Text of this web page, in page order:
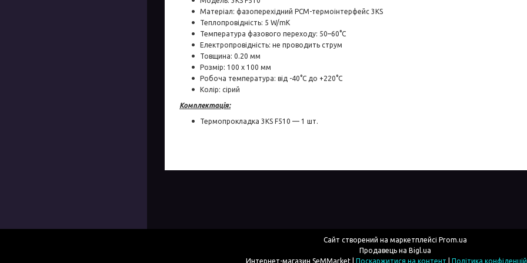
Матеріал: фазоперехідний PCM-термоінтерфейс 3KS
Теплопровідність: 5 W/mK
Температура фазового переходу: 50–60°C
Електропровідність: не проводить струм
Товщина: 0.20 мм
Розмір: 100 x 100 мм
Робоча температура: від -40°C до +220°C
Колір: сірий
Комплектація:
Термопрокладка 3KS F510 — 1 шт.
Сайт створений на маркетплейсі Prom.ua
Продавець на Bigl.ua
Поскаржитися на контент Політика